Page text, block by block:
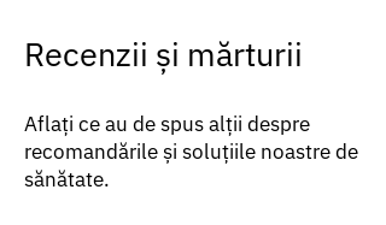
Recenzii și mărturii
Aflați ce au de spus alții despre
recomandările și soluțiile noastre de
sănătate.